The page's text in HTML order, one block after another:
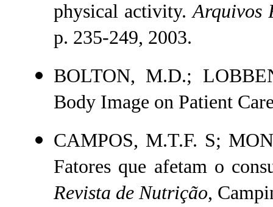
physical activity.Arquivos
p. 235-249, 2003.
BOLTON, M.D.;
Body Image on Patient
CAMPOS, M.T.F. S;
Fatores que afetam o
Revista de Nutrição,